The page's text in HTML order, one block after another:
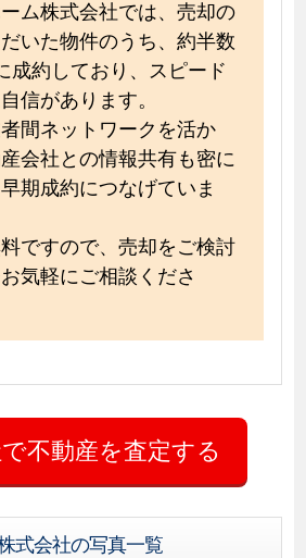
ーム株式会社では、売却の
いた物件のうち、約半数
成約しており、スピード
信があります。
間ネットワークを活か
会社との情報共有も密に
期成約につなげていま
ですので、売却をご検討
気軽にご相談くださ
式会社の写真一覧